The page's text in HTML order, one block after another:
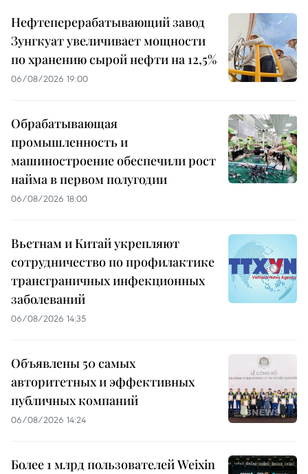
Нефтеперерабатывающий завод
Зунгкуат увеличивает мощности
по хранению сырой нефти на 12,5%
06/08/2026 19:00
Обрабатывающая
промышленность и
машиностроение обеспечили рост
найма в первом полугодии
06/08/2026 18:00
Вьетнам и Китай укрепляют
сотрудничество по профилактике
трансграничных инфекционных
заболеваний
06/08/2026 14:35
Объявлены 50 самых
авторитетных и эффективных
публичных компаний
06/08/2026 14:24
Более 1 млрд пользователей Weixin